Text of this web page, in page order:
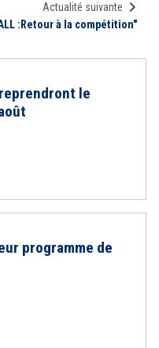
Actualité suivante
:Retour à la compétition"
le
programme de